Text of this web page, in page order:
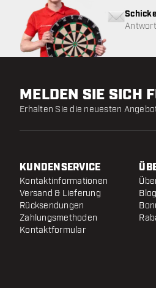
MELDEN SIE SICH
Erhalten Sie die neuesten
KUNDENSERVICE
Kontaktinformationen
Versand & Lieferung
Rücksendungen
Zahlungsmethoden
Kontaktformular